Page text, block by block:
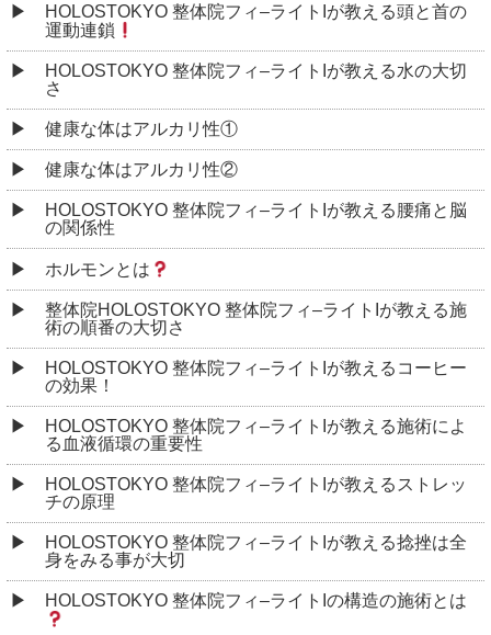
HOLOSTOKYO 整体院フィ–ライトIが教える頭と首の
運動連鎖
HOLOSTOKYO 整体院フィ–ライトIが教える水の大切
さ
健康な体はアルカリ性①
健康な体はアルカリ性②
HOLOSTOKYO 整体院フィ–ライトIが教える腰痛と脳
の関係性
ホルモンとは
整体院HOLOSTOKYO 整体院フィ–ライトIが教える施
術の順番の大切さ
HOLOSTOKYO 整体院フィ–ライトIが教えるコーヒー
の効果！
HOLOSTOKYO 整体院フィ–ライトIが教える施術によ
る血液循環の重要性
HOLOSTOKYO 整体院フィ–ライトIが教えるストレッ
チの原理
HOLOSTOKYO 整体院フィ–ライトIが教える捻挫は全
身をみる事が大切
HOLOSTOKYO 整体院フィ–ライトIの構造の施術とは